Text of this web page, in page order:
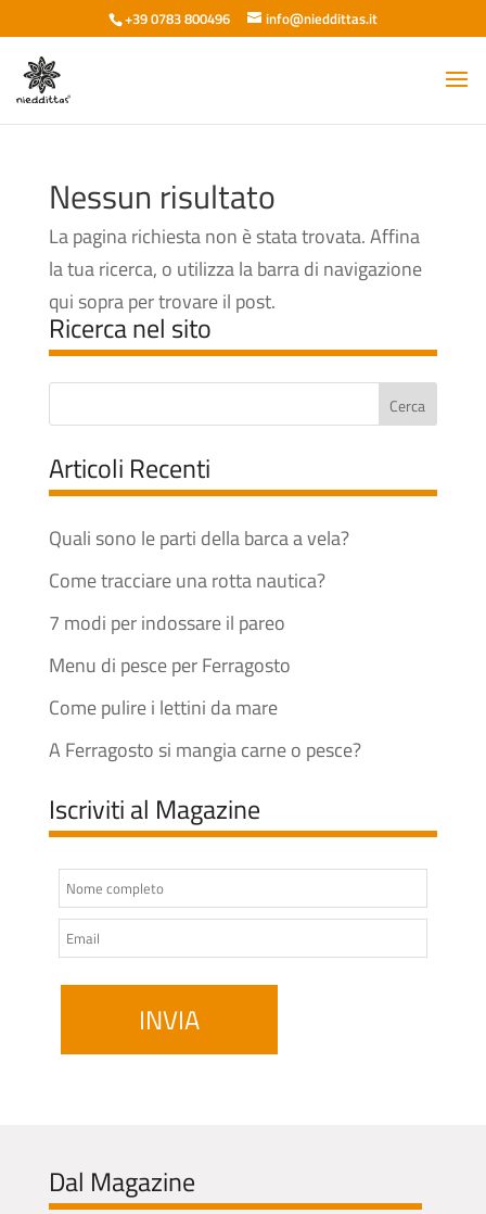
+39 0783 800496 info@nieddittas.it
Nessun risultato
La pagina richiesta non è stata trovata. Affina
la tua ricerca, o utilizza la barra di navigazione
qui sopra per trovare il post.
Ricerca nel sito
Articoli Recenti
Quali sono le parti della barca a vela?
Come tracciare una rotta nautica?
7 modi per indossare il pareo
Menu di pesce per Ferragosto
Come pulire i lettini da mare
A Ferragosto si mangia carne o pesce?
Iscriviti al Magazine
Dal Magazine